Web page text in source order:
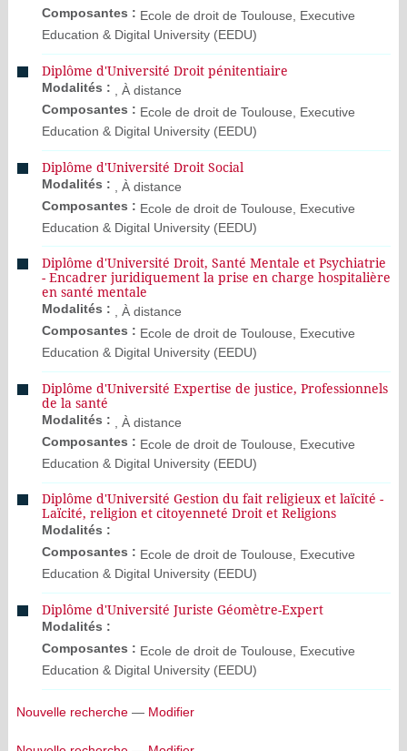
Composantes : Ecole de droit de Toulouse, Executive
Education & Digital University (EEDU)
Diplôme d'Université Droit pénitentiaire
Modalités :
, À distance
Composantes : Ecole de droit de Toulouse, Executive
Education & Digital University (EEDU)
Diplôme d'Université Droit Social
Modalités :
, À distance
Composantes : Ecole de droit de Toulouse, Executive
Education & Digital University (EEDU)
Diplôme d'Université Droit, Santé Mentale et Psychiatrie
- Encadrer juridiquement la prise en charge hospitalière
en santé mentale
Modalités : , À distance
Composantes : Ecole de droit de Toulouse, Executive
Education & Digital University (EEDU)
Diplôme d'Université Expertise de justice, Professionnels
de la santé
Modalités :
, À distance
Composantes : Ecole de droit de Toulouse, Executive
Education & Digital University (EEDU)
Diplôme d'Université Gestion du fait religieux et laïcité -
Laïcité, religion et citoyenneté Droit et Religions
Modalités :
Composantes : Ecole de droit de Toulouse, Executive
Education & Digital University (EEDU)
Diplôme d'Université Juriste Géomètre-Expert
Modalités :
Composantes : Ecole de droit de Toulouse, Executive
Education & Digital University (EEDU)
Nouvelle recherche — Modifier